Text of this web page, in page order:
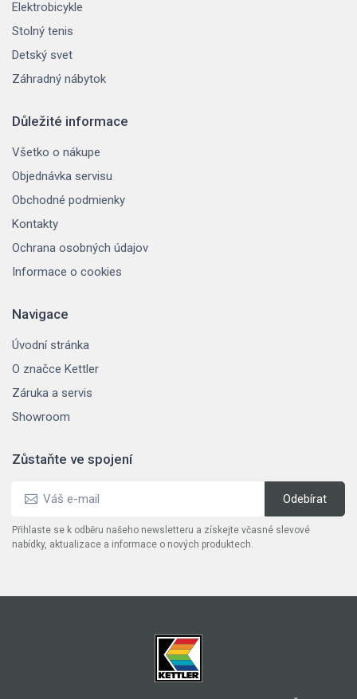
Elektrobicykle
Stolný tenis
Detský svet
Záhradný nábytok
Důležité informace
Všetko o nákupe
Objednávka servisu
Obchodné podmienky
Kontakty
Ochrana osobných údajov
Informace o cookies
Navigace
Úvodní stránka
O značce Kettler
Záruka a servis
Showroom
Zůstaňte ve spojení
Přihlaste se k odběru našeho newsletteru a získejte včasné slevové
nabídky, aktualizace a informace o nových produktech.